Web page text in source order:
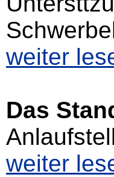
weiter
Das
weiter